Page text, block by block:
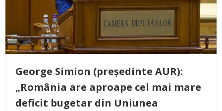
George Simion (președinte AUR):
„România are aproape cel mai mare
deficit bugetar din Uniunea